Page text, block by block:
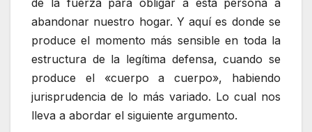
de la fuerza para obligar a esta persona a
abandonar nuestro hogar. Y aquí es donde se
produce el momento más sensible en toda la
estructura de la legítima defensa, cuando se
produce el «cuerpo a cuerpo», habiendo
jurisprudencia de lo más variado. Lo cual nos
lleva a abordar el siguiente argumento.